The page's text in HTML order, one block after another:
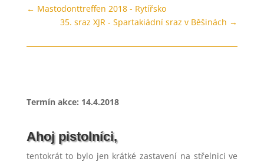
← Mastodonttreffen 2018 - Rytířsko
35. sraz XJR - Spartakiádní sraz v Běšinách →
Termín akce: 14.4.2018
Ahoj pistolníci,
tentokrát to bylo jen krátké zastavení na střelnici ve